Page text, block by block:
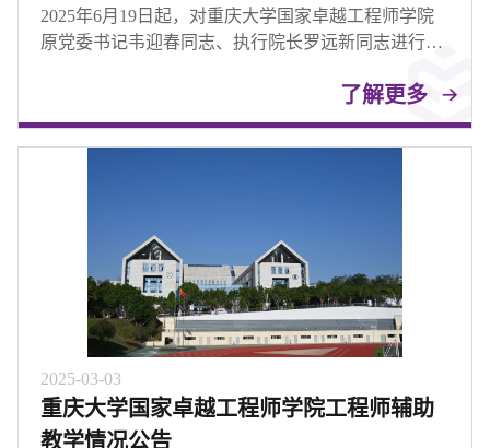
2025年6月19日起，对重庆大学国家卓越工程师学院
原党委书记韦迎春同志、执行院长罗远新同志进行经
了解更多
2025-03-03
重庆大学国家卓越工程师学院工程师辅助
教学情况公告